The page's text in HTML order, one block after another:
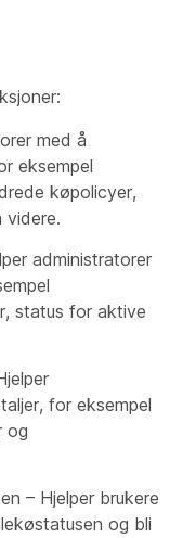
med å
eksempel
køpolicyer,
videre.
administratorer
status for aktive
for eksempel
og
– Hjelper brukere
og bli